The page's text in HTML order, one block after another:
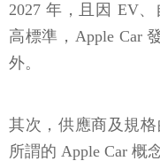
2027 年，且因 EV
高標準，Apple Car
外。
其次，供應商及規
所謂的 Apple Car 概